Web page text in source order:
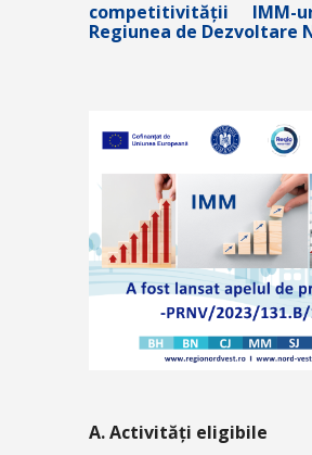
competitivității IMM-
Regiunea de Dezvoltare
A. Activități eligibile